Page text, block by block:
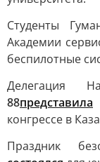
Студенты
Академии
беспилотные
Делегация
88представила
конгрессе в
Праздник